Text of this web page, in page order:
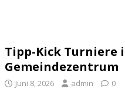
Tipp-Kick Turniere
Gemeindezentrum
Juni 8, 2026 admin 0